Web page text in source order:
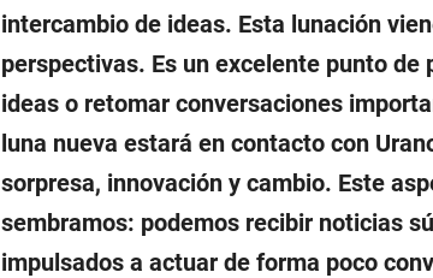
intercambio de ideas. Esta lunación
perspectivas. Es un excelente punto
ideas o retomar conversaciones
luna nueva estará en contacto con
sorpresa, innovación y cambio. Este
sembramos: podemos recibir noticias
impulsados a actuar de forma poco